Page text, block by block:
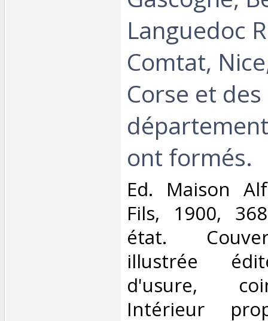
Languedoc
Comtat,
Corse et des
ont formés.‎
‎Ed. Maison
Fils, 1900,
état.
illustrée
d'usure,
Intérieur